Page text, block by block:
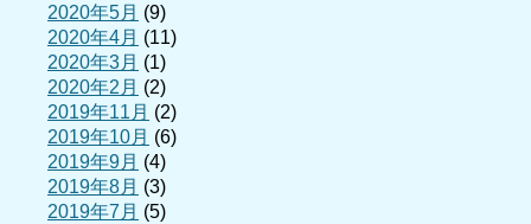
2020年5月 (9)
2020年4月 (11)
2020年3月 (1)
2020年2月 (2)
2019年11月 (2)
2019年10月 (6)
2019年9月 (4)
2019年8月 (3)
2019年7月 (5)